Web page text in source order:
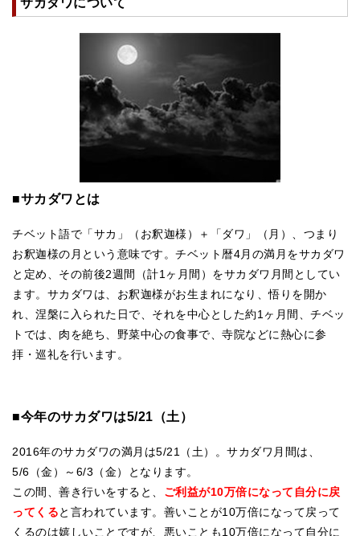
サカダワについて
■サカダワとは
チベット語で「サカ」（お釈迦様）＋「ダワ」（月）、つまり
お釈迦様の月という意味です。チベット暦4月の満月をサカダワ
と定め、その前後2週間（計1ヶ月間）をサカダワ月間としてい
ます。サカダワは、お釈迦様がお生まれになり、悟りを開か
れ、涅槃に入られた日で、それを中心とした約1ヶ月間、チベッ
トでは、肉を絶ち、野菜中心の食事で、寺院などに熱心に参
拝・巡礼を行います。
■今年のサカダワは5/21（土）
2016年のサカダワの満月は5/21（土）。サカダワ月間は、
5/6（金）～6/3（金）となります。
この間、善き行いをすると、 ご利益が10万倍になって自分に戻
ってくると言われています。善いことが10万倍になって戻って
くるのは嬉しいことですが、悪いことも10万倍になって自分に